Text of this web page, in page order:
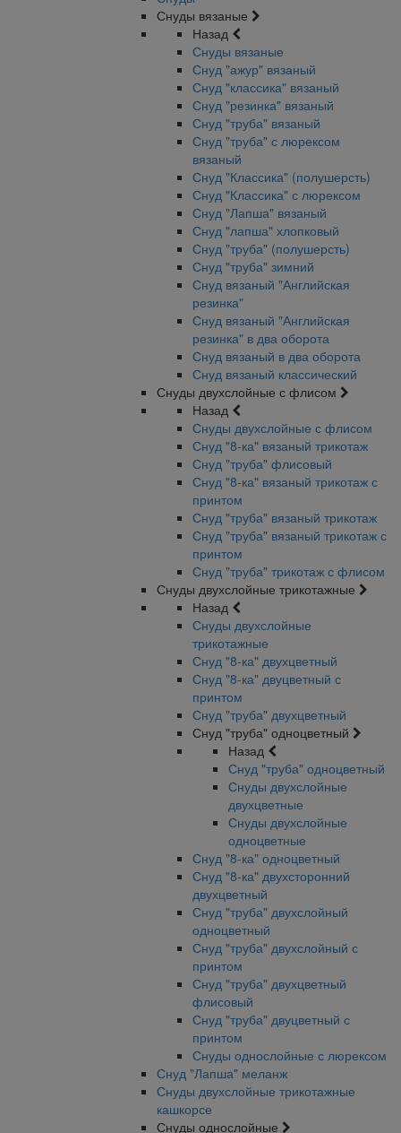
Снуды вязаные
Назад
Снуды вязаные
Снуд "ажур" вязаный
Снуд "классика" вязаный
Снуд "резинка" вязаный
Снуд "труба" вязаный
Снуд "труба" с люрексом
вязаный
Снуд "Классика" (полушерсть)
Снуд "Классика" с люрексом
Снуд "Лапша" вязаный
Снуд "лапша" хлопковый
Снуд "труба" (полушерсть)
Снуд "труба" зимний
Снуд вязаный "Английская
резинка"
Снуд вязаный "Английская
резинка" в два оборота
Снуд вязаный в два оборота
Снуд вязаный классический
Снуды двухслойные с флисом
Назад
Снуды двухслойные с флисом
Снуд "8-ка" вязаный трикотаж
Снуд "труба" флисовый
Снуд "8-ка" вязаный трикотаж с
принтом
Снуд "труба" вязаный трикотаж
Снуд "труба" вязаный трикотаж с
принтом
Снуд "труба" трикотаж с флисом
Снуды двухслойные трикотажные
Назад
Снуды двухслойные
трикотажные
Снуд "8-ка" двухцветный
Снуд "8-ка" двуцветный с
принтом
Снуд "труба" двухцветный
Снуд "труба" одноцветный
Назад
Снуд "труба" одноцветный
Снуды двухслойные
двухцветные
Снуды двухслойные
одноцветные
Снуд "8-ка" одноцветный
Снуд "8-ка" двухсторонний
двухцветный
Снуд "труба" двухслойный
одноцветный
Снуд "труба" двухслойный с
принтом
Снуд "труба" двухцветный
флисовый
Снуд "труба" двуцветный с
принтом
Снуды однослойные с люрексом
Снуд "Лапша" меланж
Снуды двухслойные трикотажные
кашкорсе
Снуды однослойные